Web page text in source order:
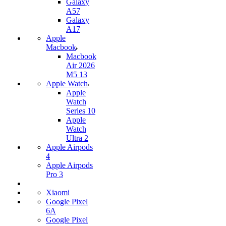
Galaxy
A57
Galaxy
A17
Apple
Macbook
Macbook
Air 2026
M5 13
Apple Watch
Apple
Watch
Series 10
Apple
Watch
Ultra 2
Apple Airpods
4
Apple Airpods
Pro 3
Xiaomi
Google Pixel
6A
Google Pixel